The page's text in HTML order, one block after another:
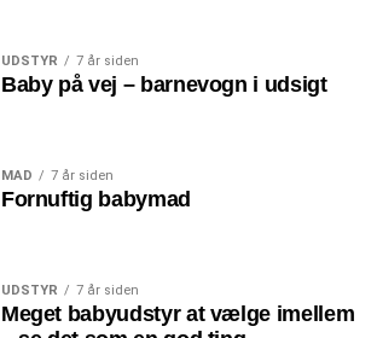
UDSTYR 7 år siden
Baby på vej – barnevogn i udsigt
MAD 7 år siden
Fornuftig babymad
UDSTYR 7 år siden
Meget babyudstyr at vælge imellem